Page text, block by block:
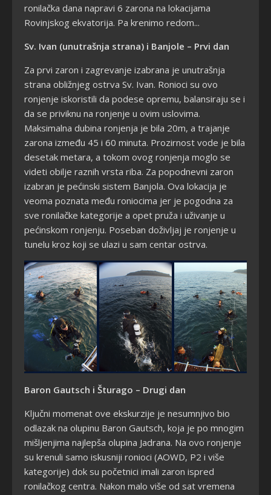
ronilačka dana napravi 6 zarona na lokacijama
Rovinjskog ekvatorija. Pa krenimo redom...
Sv. Ivan (unutrašnja strana) i Banjole – Prvi dan
Za prvi zaron i zagrevanje izabrana je unutrašnja
strana obližnjeg ostrva Sv. Ivan. Ronioci su ovo
ronjenje iskoristili da podese opremu, balansiraju se i
da se priviknu na ronjenje u ovim uslovima.
Maksimalna dubina ronjenja je bila 20m, a trajanje
zarona između 45 i 60 minuta. Prozirnost vode je bila
desetak metara, a tokom ovog ronjenja moglo se
videti obilje raznih vrsta riba. Za popodnevni zaron
izabran je pećinski sistem Banjola. Ova lokacija je
veoma poznata među roniocima jer je pogodna za
sve ronilačke kategorije a opet pruža i uživanje u
pećinskom ronjenju. Poseban doživljaj je ronjenje u
tunelu kroz koji se ulazi u sam centar ostrva.
Baron Gautsch i Šturago – Drugi dan
Ključni momenat ove ekskurzije je nesumnjivo bio
odlazak na olupinu Baron Gautsch, koja je po mnogim
mišljenjima najlepša olupina Jadrana. Na ovo ronjenje
su krenuli samo iskusniji ronioci (AOWD, P2 i više
kategorije) dok su početnici imali zaron ispred
ronilačkog centra. Nakon malo više od sat vremena